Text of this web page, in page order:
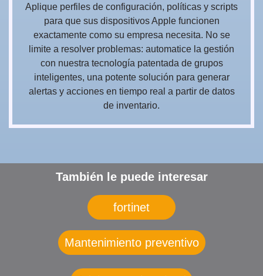
Aplique perfiles de configuración, políticas y scripts
para que sus dispositivos Apple funcionen
exactamente como su empresa necesita. No se
limite a resolver problemas: automatice la gestión
con nuestra tecnología patentada de grupos
inteligentes, una potente solución para generar
alertas y acciones en tiempo real a partir de datos
de inventario.
También le puede interesar
fortinet
Mantenimiento preventivo